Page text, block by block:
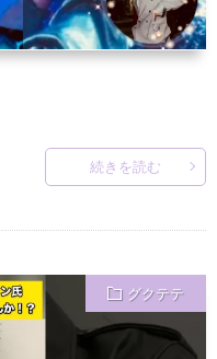
続きを読む
グクテテ